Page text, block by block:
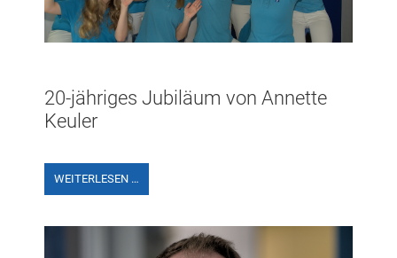
20-jähriges Jubiläum von Annette
Keuler
WEITERLESEN …